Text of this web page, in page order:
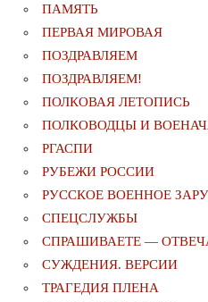
ПАМЯТЬ
ПЕРВАЯ МИРОВАЯ
ПОЗДРАВЛЯЕМ
ПОЗДРАВЛЯЕМ!
ПОЛКОВАЯ ЛЕТОПИСЬ
ПОЛКОВОДЦЫ И
РГАСПИ
РУБЕЖИ РОССИИ
РУССКОЕ ВОЕННОЕ
СПЕЦСЛУЖБЫ
СПРАШИВАЕТЕ —
СУЖДЕНИЯ. ВЕРСИИ
ТРАГЕДИЯ ПЛЕНА